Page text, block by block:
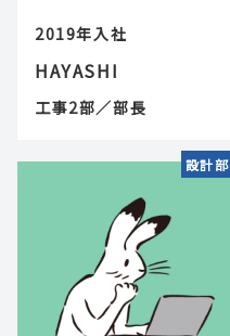
2019年入社
HAYASHI
工事2部／部長
設計部